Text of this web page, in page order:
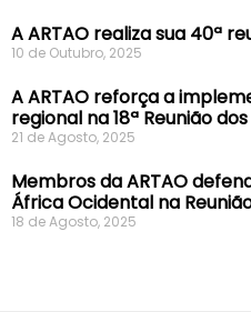
A ARTAO realiza sua 40ª
10 de Outubro, 2025
A ARTAO reforça a
regional na 18ª Reunião
21 de Agosto, 2025
Membros da ARTAO
África Ocidental na
18 de Agosto, 2025